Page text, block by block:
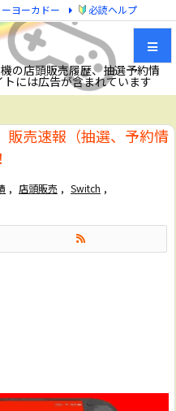
の店頭販売履歴、抽選予約情
には広告が含まれています
メニュ
サイド
次へ
ヨーカドー 必読ヘルプ
売速報（抽選、予約情
, 店頭販売 , Switch ,